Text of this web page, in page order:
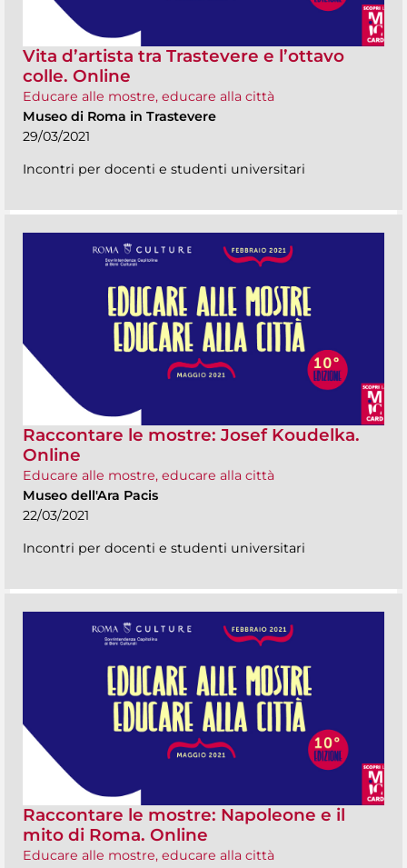
Vita d’artista tra Trastevere e l’ottavo
colle. Online
Educare alle mostre, educare alla città
Museo di Roma in Trastevere
29/03/2021
Incontri per docenti e studenti universitari
Raccontare le mostre: Josef Koudelka.
Online
Educare alle mostre, educare alla città
Museo dell'Ara Pacis
22/03/2021
Incontri per docenti e studenti universitari
Raccontare le mostre: Napoleone e il
mito di Roma. Online
Educare alle mostre, educare alla città